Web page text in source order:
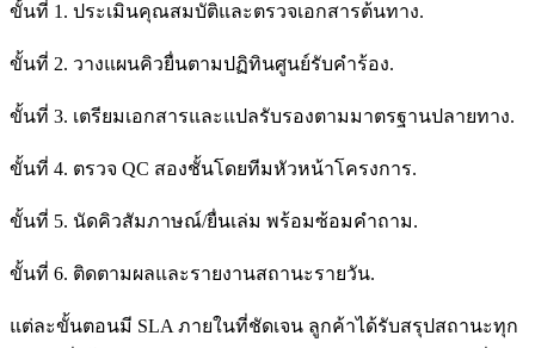
ขั้นที่ 1. ประเมินคุณสมบัติและตรวจเอกสารต้นทาง.
ขั้นที่ 2. วางแผนคิวยื่นตามปฏิทินศูนย์รับคำร้อง.
ขั้นที่ 3. เตรียมเอกสารและแปลรับรองตามมาตรฐานปลายทาง.
ขั้นที่ 4. ตรวจ QC สองชั้นโดยทีมหัวหน้าโครงการ.
ขั้นที่ 5. นัดคิวสัมภาษณ์/ยื่นเล่ม พร้อมซ้อมคำถาม.
ขั้นที่ 6. ติดตามผลและรายงานสถานะรายวัน.
แต่ละขั้นตอนมี SLA ภายในที่ชัดเจน ลูกค้าได้รับสรุปสถานะทุก